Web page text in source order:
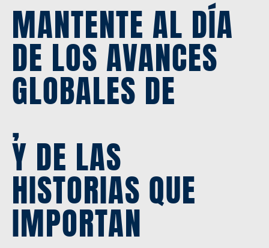
MANTENTE AL DÍA
DE LOS AVANCES
GLOBALES DE
,
Y DE LAS
HISTORIAS QUE
IMPORTAN